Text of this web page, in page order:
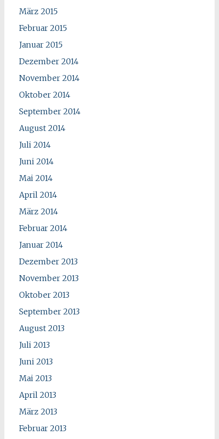
März 2015
Februar 2015
Januar 2015
Dezember 2014
November 2014
Oktober 2014
September 2014
August 2014
Juli 2014
Juni 2014
Mai 2014
April 2014
März 2014
Februar 2014
Januar 2014
Dezember 2013
November 2013
Oktober 2013
September 2013
August 2013
Juli 2013
Juni 2013
Mai 2013
April 2013
März 2013
Februar 2013